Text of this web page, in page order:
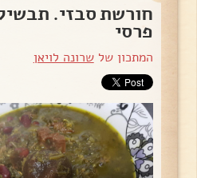
חורשת סבזי.
פרסי
המתכון שלשרונה לויאן